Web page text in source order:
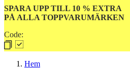
SPARA UPP TILL 10 % EXTRA
PÅ ALLA TOPPVARUMÄRKEN
Code:
Hem